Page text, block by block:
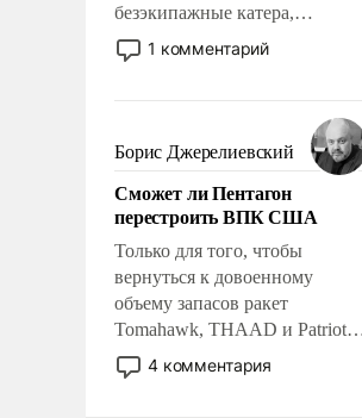
безэкипажные катера,
применение которых уже
стало обыденностью. Задача по
сложна и амбициозна. Однако
и ее реализация радикально
поднимет наши боевые
возможности.
1 комментарий
Борис Джерелиевский
Сможет ли Пентагон
перестроить ВПК США
Только для того, чтобы
вернуться к довоенному
объему запасов ракет
Tomahawk, THAAD и Patriot
США потребуется более трех
лет. Даже небольшая война с
4 комментария